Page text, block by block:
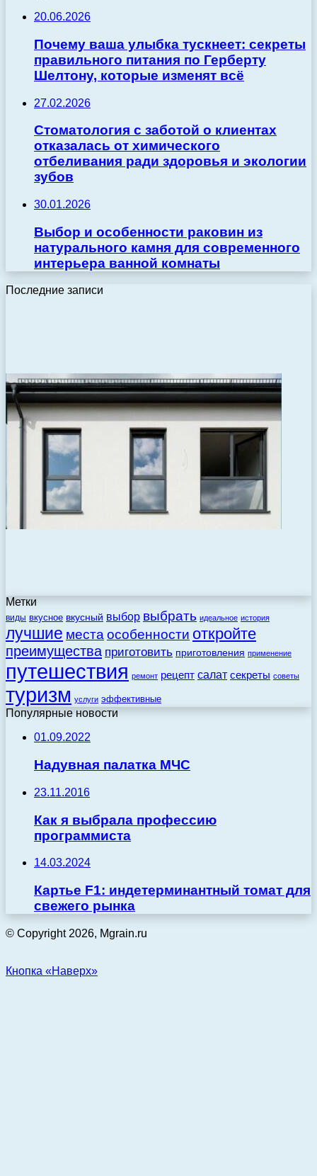
20.06.2026
Почему ваша улыбка тускнеет: секреты
правильного питания по Герберту
Шелтону, которые изменят всё
27.02.2026
Стоматология с заботой о клиентах
отказалась от химического
отбеливания ради здоровья и экологии
зубов
30.01.2026
Выбор и особенности раковин из
натурального камня для современного
интерьера ванной комнаты
Последние записи
Метки
виды вкусное вкусный выбор выбрать идеальное история
лучшие местаособенности откройте
преимущества приготовить приготовления применение
путешествия ремонт рецепт салат секреты советы
туризм услуги эффективные
Популярные новости
01.09.2022
Надувная палатка МЧС
23.11.2016
Как я выбрала профессию
программиста
14.03.2024
Картье F1: индетерминантный томат для
свежего рынка
© Copyright 2026, Mgrain.ru
Кнопка «Наверх»